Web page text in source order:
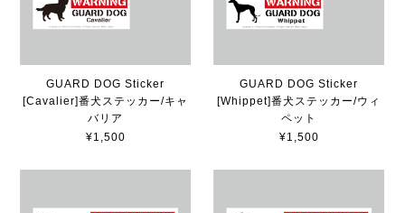
GUARD DOG Sticker
[Cavalier]番犬ステッカー/キャ
バリア
¥1,500
GUARD DOG Sticker
[Whippet]番犬ステッカー/ウィ
ペット
¥1,500